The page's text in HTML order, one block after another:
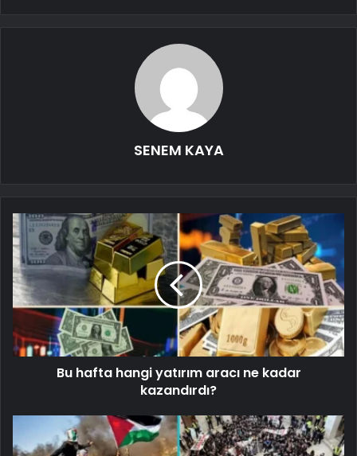
SENEM KAYA
Bu hafta hangi yatırım aracı ne kadar
kazandırdı?